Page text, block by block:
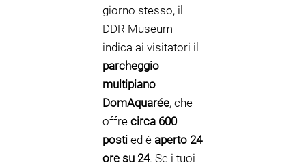
giorno stesso, il
DDR Museum
indica ai visitatori il
parcheggio
multipiano
DomAquarée, che
offre circa 600
posti ed è aperto 24
ore su 24. Se i tuoi